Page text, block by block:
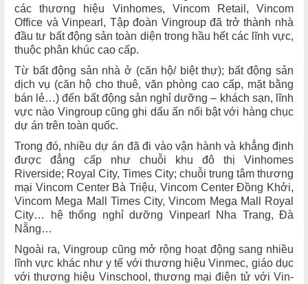
các thương hiệu Vinhomes, Vincom Retail, Vincom
Office và Vinpearl, Tập đoàn Vingroup đã trở thành nhà
đầu tư bất động sản toàn diện trong hầu hết các lĩnh vực,
thuộc phân khúc cao cấp.
Từ bất động sản nhà ở (căn hộ/ biệt thự); bất động sản
dịch vụ (căn hộ cho thuê, văn phòng cao cấp, mặt bằng
bán lẻ…) đến bất động sản nghỉ dưỡng – khách sạn, lĩnh
vực nào Vingroup cũng ghi dấu ấn nổi bật với hàng chục
dự án trên toàn quốc.
Trong đó, nhiều dự án đã đi vào vận hành và khẳng định
được đẳng cấp như chuỗi khu đô thị Vinhomes
Riverside; Royal City, Times City; chuỗi trung tâm thương
mại Vincom Center Bà Triệu, Vincom Center Đồng Khởi,
Vincom Mega Mall Times City, Vincom Mega Mall Royal
City… hệ thống nghỉ dưỡng Vinpearl Nha Trang, Đà
Nẵng…
Ngoài ra, Vingroup cũng mở rộng hoạt động sang nhiều
lĩnh vực khác như y tế với thương hiệu Vinmec, giáo dục
với thương hiệu Vinschool, thương mại điện tử với Vin-